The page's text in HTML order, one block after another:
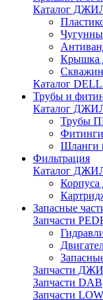
Каталог
Крышка
Каталог
Трубы и
Каталог
Трубы
Фитинги
Шланги
Фильтрация
Каталог
Корпуса
Запасные
Запчасти
Запчасти
Запчасти DAB
Запчасти